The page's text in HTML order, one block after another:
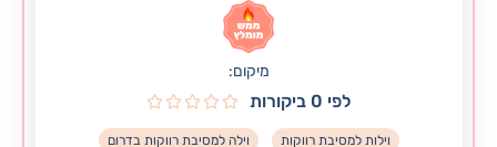
מיקום:
לפי 0 ביקורות 




וילות למסיבת רווקות וילה למסיבת רווקות בדרום